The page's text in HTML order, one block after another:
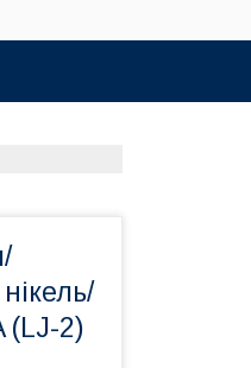
2)